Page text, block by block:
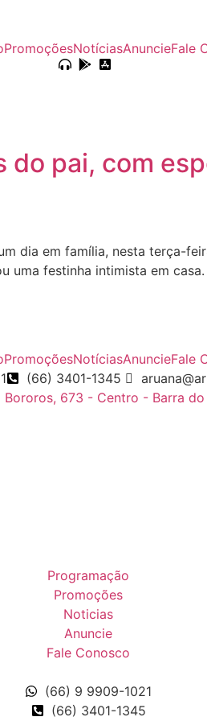
PromoçõesNotíciasAnuncieFale
pai, com
dia em família, nesta terça-
uma festinha intimista em
PromoçõesNotíciasAnuncieFale
(66) 3401-1345
Bororos, 673 - Centro - Barra
Programação
Promoções
Noticias
Anuncie
Fale Conosco
(66) 9 9909-1021
(66) 3401-1345